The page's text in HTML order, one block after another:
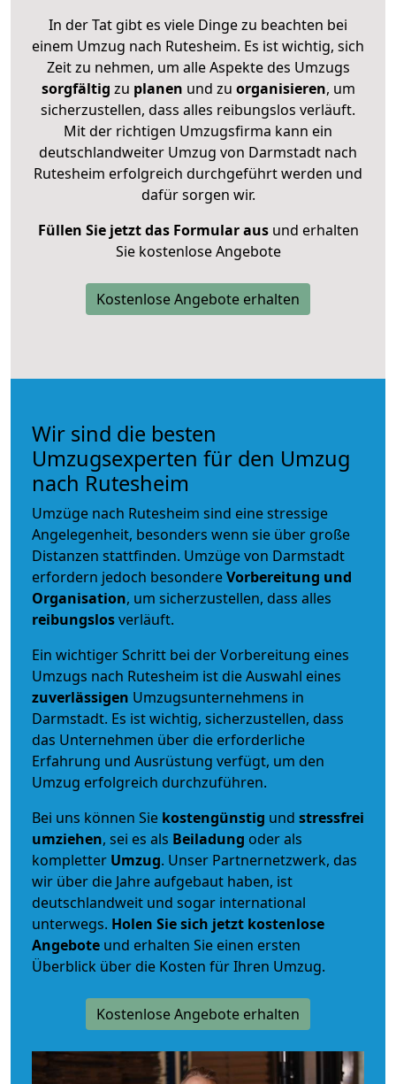
In der Tat gibt es viele Dinge zu beachten bei
einem Umzug nach Rutesheim. Es ist wichtig, sich
Zeit zu nehmen, um alle Aspekte des Umzugs
sorgfältig zu planen und zu organisieren, um
sicherzustellen, dass alles reibungslos verläuft.
Mit der richtigen Umzugsfirma kann ein
deutschlandweiter Umzug von Darmstadt nach
Rutesheim erfolgreich durchgeführt werden und
dafür sorgen wir.
Füllen Sie jetzt das Formular ausund erhalten
Sie kostenlose Angebote
Kostenlose Angebote erhalten
Wir sind die besten
Umzugsexperten für den Umzug
nach Rutesheim
Umzüge nach Rutesheim sind eine stressige
Angelegenheit, besonders wenn sie über große
Distanzen stattfinden. Umzüge von Darmstadt
erfordern jedoch besondereVorbereitung und
Organisation, um sicherzustellen, dass alles
reibungslosverläuft.
Ein wichtiger Schritt bei der Vorbereitung eines
Umzugs nach Rutesheim ist die Auswahl eines
zuverlässigen Umzugsunternehmens in
Darmstadt. Es ist wichtig, sicherzustellen, dass
das Unternehmen über die erforderliche
Erfahrung und Ausrüstung verfügt, um den
Umzug erfolgreich durchzuführen.
Bei uns können Sie kostengünstig und stressfrei
umziehen, sei es als Beiladung oder als
kompletter Umzug. Unser Partnernetzwerk, das
wir über die Jahre aufgebaut haben, ist
deutschlandweit und sogar international
unterwegs. Holen Sie sich jetzt kostenlose
Angebote und erhalten Sie einen ersten
Überblick über die Kosten für Ihren Umzug.
Kostenlose Angebote erhalten